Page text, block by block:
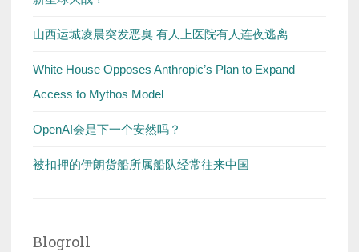
山西运城凌晨突发恶臭 有人上医院有人连夜逃离
White House Opposes Anthropic’s Plan to Expand
Access to Mythos Model
OpenAI会是下一个安然吗？
被扣押的伊朗货船所属船队经常往来中国
Blogroll